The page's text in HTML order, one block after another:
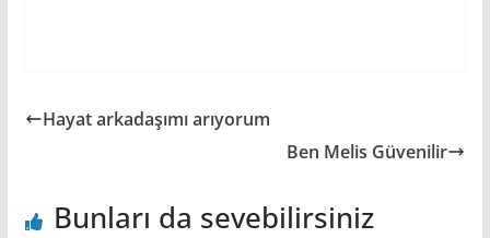
Hayat arkadaşımı arıyorum
Ben Melis Güvenilir
Bunları da sevebilirsiniz